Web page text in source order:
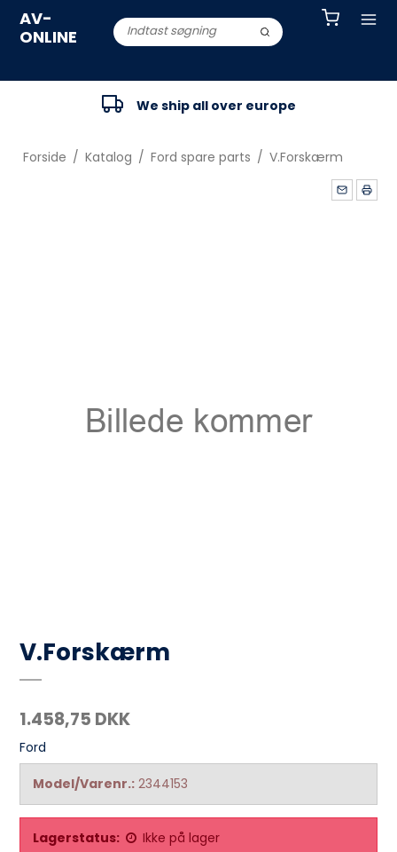
AV-
ONLINE
We ship all over europe
Forside / Katalog / Ford spare parts / V.Forskærm
V.Forskærm
1.458,75 DKK
Ford
Model/Varenr.: 2344153
Lagerstatus: Ikke på lager